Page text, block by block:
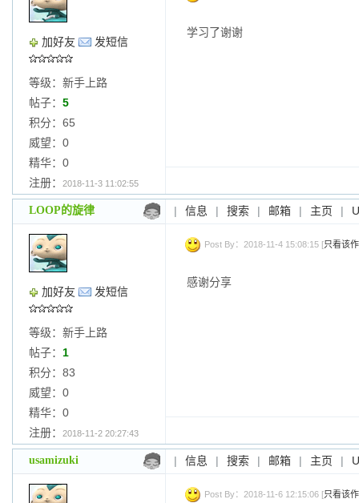
加好友 发短信
等级：新手上路
帖子： 5
积分：65
威望：0
精华：0
注册：
2018-11-3 11:02:55
学习了谢谢
LOOP的旋律 | 信息 | 搜索 | 邮箱 | 主页 |
加好友 发短信
等级：新手上路
帖子： 1
积分：83
威望：0
精华：0
注册：
2018-11-2 20:27:43
Post By：2018-11-4 15:08:15 [只看该
感谢分享
usamizuki | 信息 | 搜索 | 邮箱 | 主页 |
Post By：2018-11-6 12:15:06 [只看该